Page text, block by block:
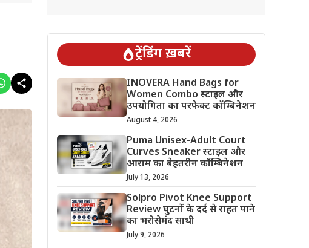
ट्रेंडिंग ख़बरें
INOVERA Hand Bags for
Women Combo स्टाइल और
उपयोगिता का परफेक्ट कॉम्बिनेशन
August 4, 2026
Puma Unisex-Adult Court
Curves Sneaker स्टाइल और
आराम का बेहतरीन कॉम्बिनेशन
July 13, 2026
Solpro Pivot Knee Support
Review घुटनों के दर्द से राहत पाने
का भरोसेमंद साथी
July 9, 2026